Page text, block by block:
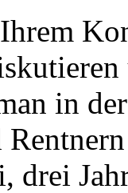
in
drei